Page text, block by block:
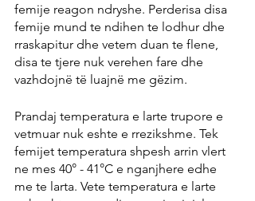
femije reagon ndryshe. Perderisa disa
femije mund te ndihen te lodhur dhe
rraskapitur dhe vetem duan te flene,
disa te tjere nuk verehen fare dhe
vazhdojnë të luajnë me gëzim.
Prandaj temperatura e larte trupore e
vetmuar nuk eshte e rrezikshme. Tek
femijet temperatura shpesh arrin vlert
ne mes 40° - 41°C e nganjhere edhe
me te larta. Vete temperatura e larte